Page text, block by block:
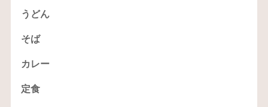
うどん
そば
カレー
定食